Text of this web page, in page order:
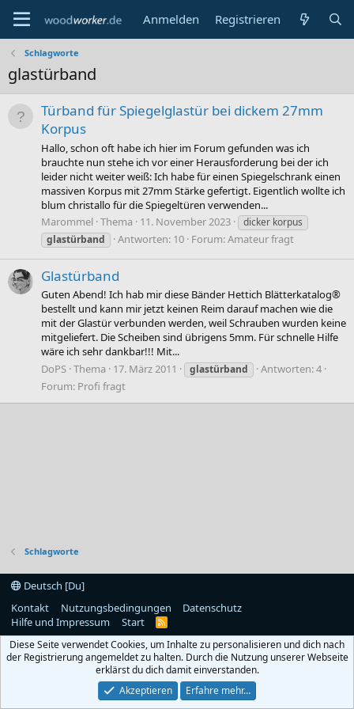
Anmelden Registrieren
Schlagworte
glastürband
Türband für Spiegelglastür bei dickem 27mm
Korpus
Hallo, schon oft habe ich hier im Forum gefunden was ich
brauchte nun stehe ich vor einer Herausforderung bei der ich
leider nicht weiter weiß: Ich habe für einen Spiegelschrank einen
massiven Korpus mit 27mm Stärke gefertigt. Eigentlich wollte ich
blum christallo für die Spiegeltüren verwenden...
Marommel Thema 11. November 2023
dicker korpus
glastürband
Antworten: 10 Forum:Amateur fragt
Glastürband
Guten Abend! Ich hab mir diese Bänder Hettich Blätterkatalog®
bestellt und kann mir jetzt keinen Reim darauf machen wie die
mit der Glastür verbunden werden, weil Schrauben wurden keine
mitgeliefert. Die Scheiben sind übrigens 5mm. Für schnelle Hilfe
wäre ich sehr dankbar!!! Mit...
DoPS Thema 17. März 2011 glastürband
Antworten: 4
Forum: Profi fragt
Schlagworte
Deutsch [Du]
Kontakt
Nutzungsbedingungen
Datenschutz
Hilfe und Impressum
Start
R
S
Diese Seite verwendet Cookies, um Inhalte zu personalisieren und dich nach
der Registrierung angemeldet zu halten. Durch die Nutzung unserer Webseite
erklärst du dich damit einverstanden.
Akzeptieren
Erfahre mehr…